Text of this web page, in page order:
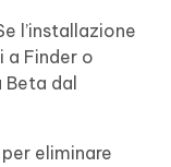
l’installazione
a Finder o
dal
eliminare